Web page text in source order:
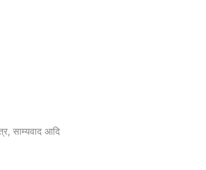
साम्यवाद आदि